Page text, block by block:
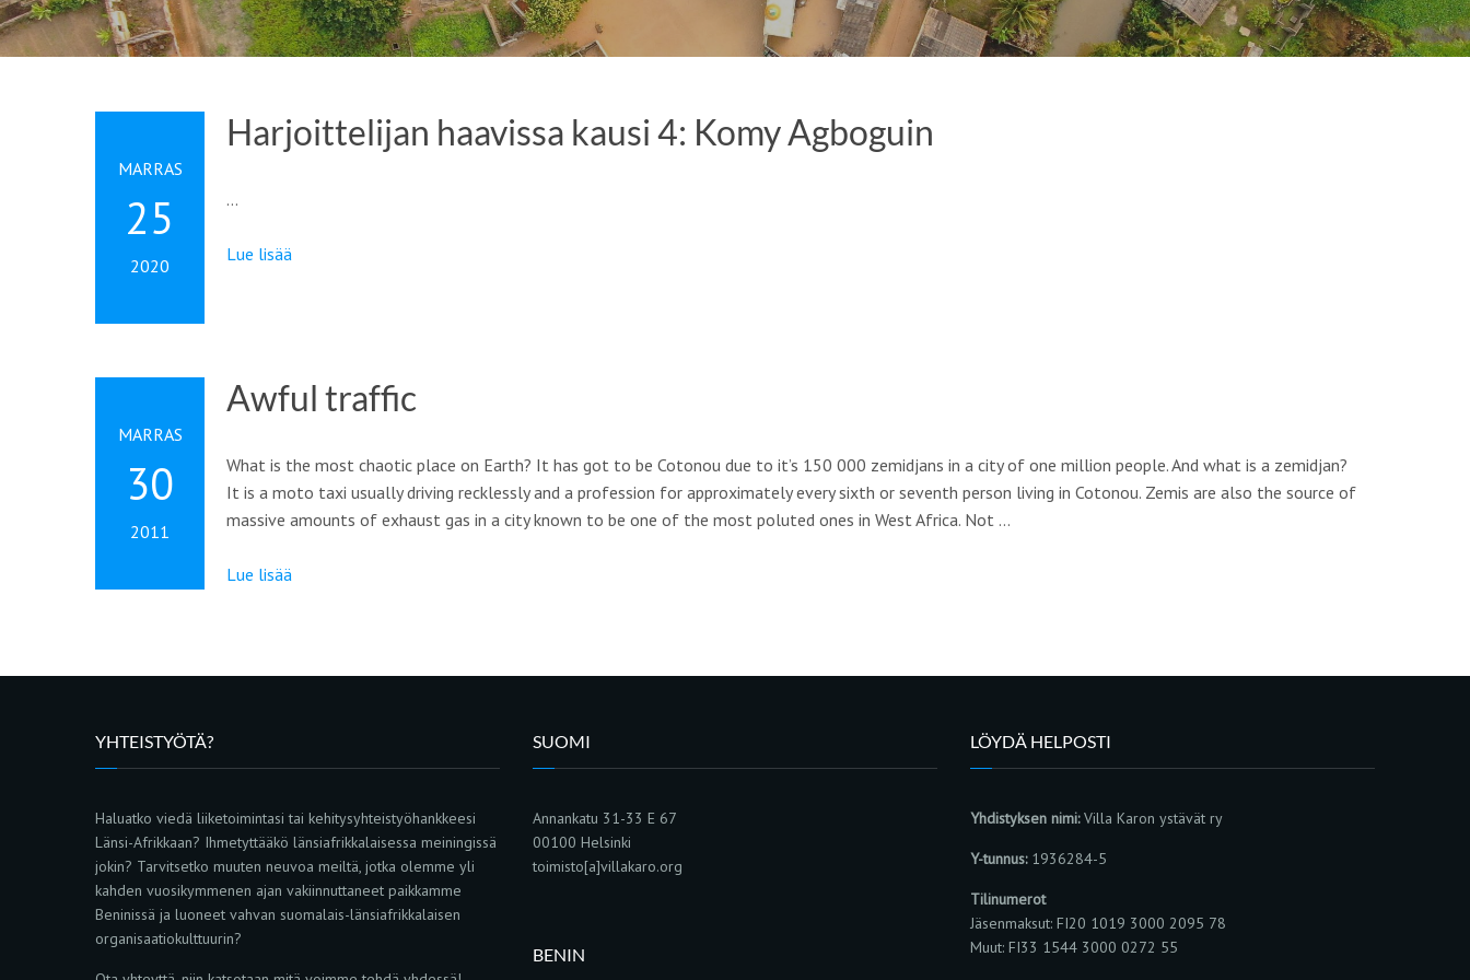
MARRAS
25
2020
Harjoittelijan haavissa kausi 4: Komy Agboguin
…
Lue lisää
MARRAS
30
2011
Awful traffic
What is the most chaotic place on Earth? It has got to be Cotonou due to it’s 150 000 zemidjans in a city of one million people. And what is a zemidjan?
It is a moto taxi usually driving recklessly and a profession for approximately every sixth or seventh person living in Cotonou. Zemis are also the source of
massive amounts of exhaust gas in a city known to be one of the most poluted ones in West Africa. Not …
Lue lisää
YHTEISTYÖTÄ?
Haluatko viedä liiketoimintasi tai kehitysyhteistyöhankkeesi
Länsi-Afrikkaan? Ihmetyttääkö länsiafrikkalaisessa meiningissä
jokin? Tarvitsetko muuten neuvoa meiltä, jotka olemme yli
kahden vuosikymmenen ajan vakiinnuttaneet paikkamme
Beninissä ja luoneet vahvan suomalais-länsiafrikkalaisen
organisaatiokulttuurin?
SUOMI
Annankatu 31-33 E 67
00100 Helsinki
toimisto[a]villakaro.org
BENIN
LÖYDÄ HELPOSTI
Yhdistyksen nimi:Villa Karon ystävät ry
Y-tunnus:1936284-5
Tilinumerot
Jäsenmaksut: FI20 1019 3000 2095 78
Muut: FI33 1544 3000 0272 55